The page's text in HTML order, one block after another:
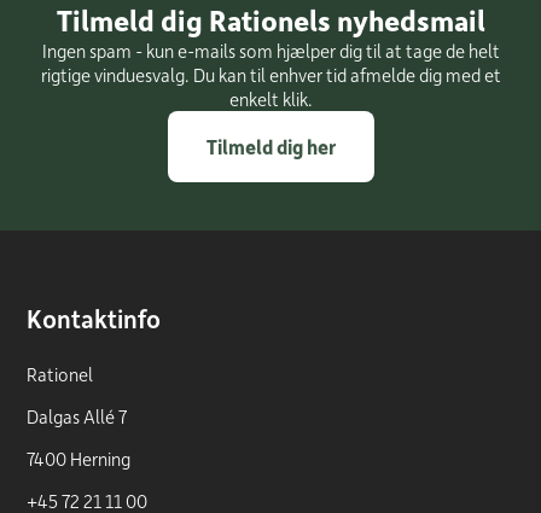
Tilmeld dig Rationels nyhedsmail
Ingen spam - kun e-mails som hjælper dig til at tage de helt
rigtige vinduesvalg. Du kan til enhver tid afmelde dig med et
enkelt klik.
Tilmeld dig her
Kontaktinfo
Rationel
Dalgas Allé 7
7400 Herning
+45 72 21 11 00